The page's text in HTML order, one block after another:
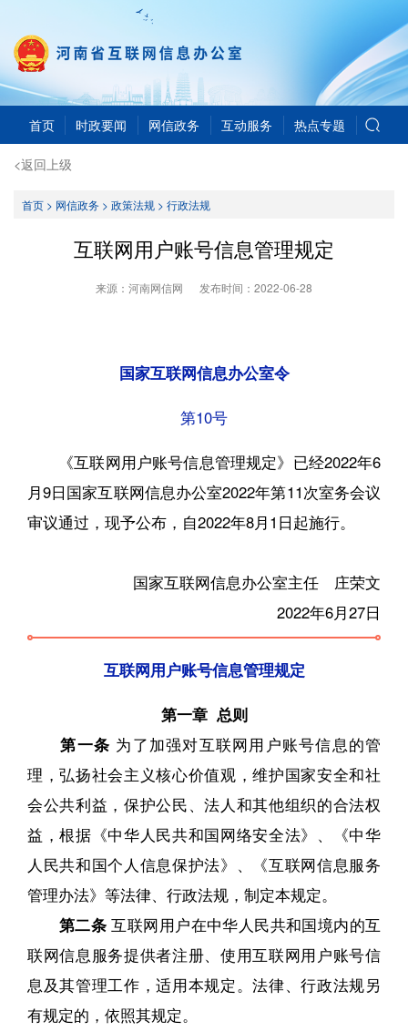
首页 时政要闻 网信政务 互动服务 热点专题
<返回上级
首页> 网信政务> 政策法规> 行政法规
互联网用户账号信息管理规定
来源：河南网信网 发布时间： 2022-06-28
国家互联网信息办公室令
第10号
《互联网用户账号信息管理规定》已经2022年6
月9日国家互联网信息办公室2022年第11次室务会议
审议通过，现予公布，自2022年8月1日起施行。
国家互联网信息办公室主任 庄荣文
2022年6月27日
互联网用户账号信息管理规定
第一章 总则
第一条 为了加强对互联网用户账号信息的管
理，弘扬社会主义核心价值观，维护国家安全和社
会公共利益，保护公民、法人和其他组织的合法权
益，根据《中华人民共和国网络安全法》、《中华
人民共和国个人信息保护法》、《互联网信息服务
管理办法》等法律、行政法规，制定本规定。
第二条互联网用户在中华人民共和国境内的互
联网信息服务提供者注册、使用互联网用户账号信
息及其管理工作，适用本规定。法律、行政法规另
有规定的，依照其规定。